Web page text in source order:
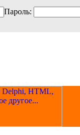
Пароль: